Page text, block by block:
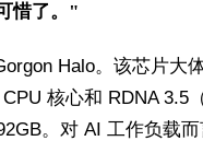
惜了。"
Halo。该芯片大
核心和 RDNA 3.5
。对 AI 工作负载